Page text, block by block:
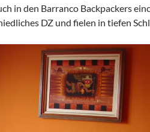
in den Barranco Backpackers
DZ und fielen in tiefen